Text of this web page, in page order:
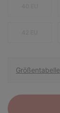
Größentabelle